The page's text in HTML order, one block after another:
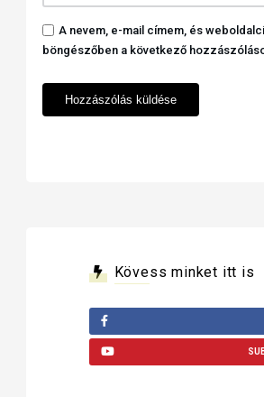
A nevem, e-mail címem, és
böngészőben a következő
Kövess minket itt is